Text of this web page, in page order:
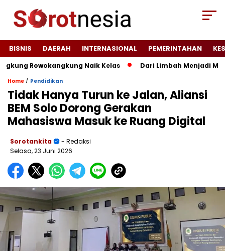
BISNIS DAERAH INTERNASIONAL PEMERINTAHAN
Rowokangkung Naik Kelas Dari Limbah Menjadi
Home / Pendidikan
Tidak Hanya Turun ke Jalan, Aliansi
BEM Solo Dorong Gerakan
Mahasiswa Masuk ke Ruang Digital
Sorotankita
- Redaksi
Selasa, 23 Juni 2026